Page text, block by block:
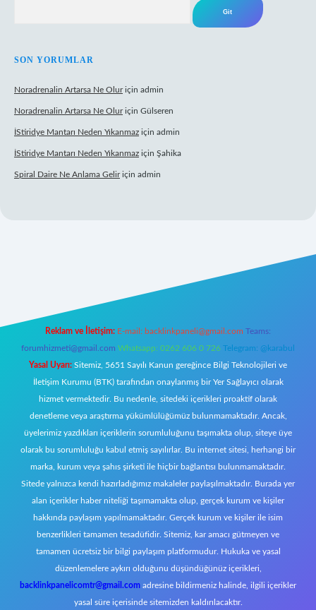
SON YORUMLAR
Noradrenalin Artarsa Ne Oluriçin admin
Noradrenalin Artarsa Ne Oluriçin Gülseren
İStiridye Mantarı Neden Yıkanmaz için admin
İStiridye Mantarı Neden Yıkanmaz için Şahika
Spiral Daire Ne Anlama Geliriçin admin
Reklam ve İletişim: E-mail: backlinkpaneli@gmail.com Teams:
forumhizmeti@gmail.com Whatsapp: 0262 606 0 726 Telegram: @karabul
Yasal Uyarı: Sitemiz, 5651 Sayılı Kanun gereğince Bilgi Teknolojileri ve
İletişim Kurumu (BTK) tarafından onaylanmış bir Yer Sağlayıcı olarak
hizmet vermektedir. Bu nedenle, sitedeki içerikleri proaktif olarak
denetleme veya araştırma yükümlülüğümüz bulunmamaktadır. Ancak,
üyelerimiz yazdıkları içeriklerin sorumluluğunu taşımakta olup, siteye üye
olarak bu sorumluluğu kabul etmiş sayılırlar. Bu internet sitesi, herhangi bir
marka, kurum veya şahıs şirketi ile hiçbir bağlantısı bulunmamaktadır.
Sitede yalnızca kendi hazırladığımız makaleler paylaşılmaktadır. Burada yer
alan içerikler haber niteliği taşımamakta olup, gerçek kurum ve kişiler
hakkında paylaşım yapılmamaktadır. Gerçek kurum ve kişiler ile isim
benzerlikleri tamamen tesadüfidir. Sitemiz, kar amacı gütmeyen ve
tamamen ücretsiz bir bilgi paylaşım platformudur. Hukuka ve yasal
düzenlemelere aykırı olduğunu düşündüğünüz içerikleri,
backlinkpanelicomtr@gmail.com adresine bildirmeniz halinde, ilgili içerikler
yasal süre içerisinde sitemizden kaldırılacaktır.